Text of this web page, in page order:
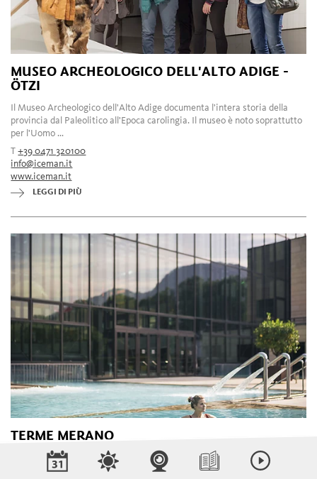
MUSEO ARCHEOLOGICO DELL'ALTO ADIGE -
ÖTZI
Il Museo Archeologico dell'Alto Adige documenta l'intera storia della
provincia dal Paleolitico all'Epoca carolingia. Il museo è noto soprattutto
per l'Uomo ...
T+39 0471 320100
info@iceman.it
www.iceman.it
LEGGI DI PIÙ
TERME MERANO
Terme Merano è un moderno centro termale e benessere situato nel
cuore della città. Progettato dall'architetto Matteo Thun, ha aperto i